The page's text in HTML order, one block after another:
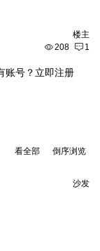
楼主
208 1
账号？ 立即注册
倒序浏览
看全部
沙发